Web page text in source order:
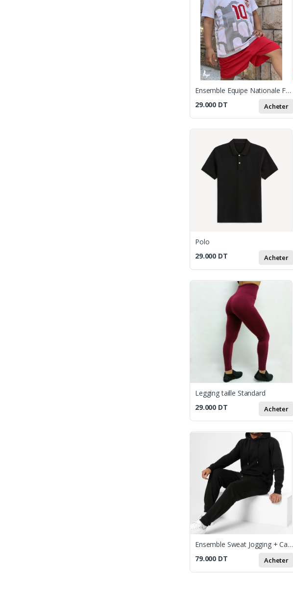
Ensemble Equipe Nationale Football
29.000 DT Acheter
Polo
29.000 DT Acheter
Legging taille Standard
29.000 DT Acheter
Ensemble Sweat Jogging + Cache-col keffieh offert
79.000 DT Acheter